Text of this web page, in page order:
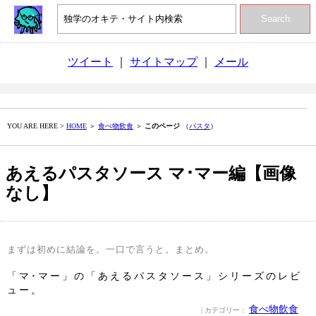
Search
ツイート サイトマップ｜ メール
YOU ARE HERE > HOME ＞ 食べ物飲食 ＞ このページ （パスタ）
あえるパスタソース マ･マー編【画像
なし】
まずは初めに結論を。一口で言うと。まとめ。
「マ･マー」の「あえるパスタソース」シリーズのレビ
ュー。
| カテゴリー： 食べ物飲食